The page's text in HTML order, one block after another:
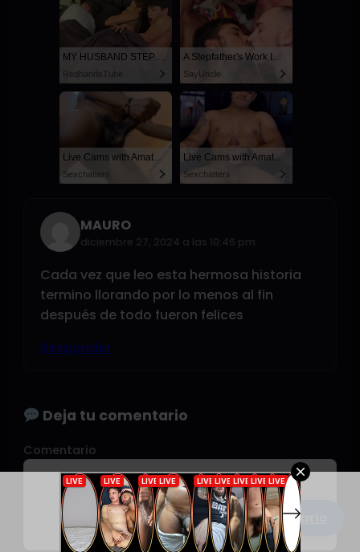
Escribe un comentario
MY HUSBAND STEPSON MISTAKENLY GIVES ME IN THE ASS
RedhandsTube
A Stepfather's Work Is Never Done
SayUncle
Live Cams with Amateur Men
Sexchatters
Live Cams with Amateur Men
Sexchatters
MAURO
diciembre 27, 2024 a las 10:46 pm
Cada vez que leo esta hermosa historia
termino llorando por lo menos al fin
después de todo fueron felices
Responder
Deja tu comentario
Comentario